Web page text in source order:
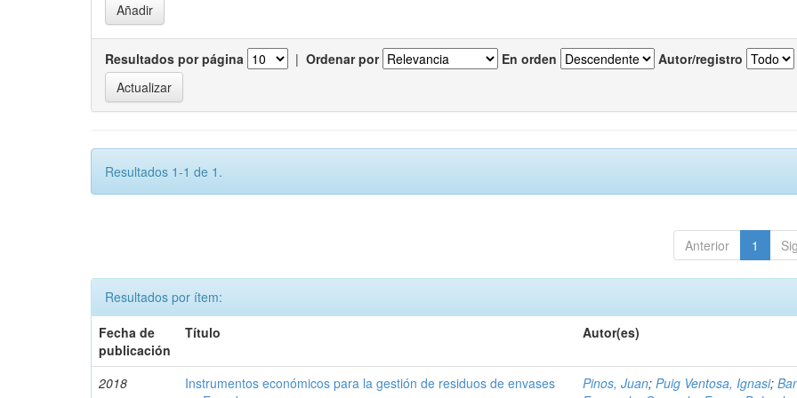
Resultados por página | Ordenar por En orden Autor/registro
Resultados 1-1 de 1.
Anterior 1
Resultados por ítem:
Fecha de
publicación
Título Autor(es)
2018
Instrumentos económicos para la gestión de residuos de envases
Pinos, Juan;Puig Ventosa, Ignasi;